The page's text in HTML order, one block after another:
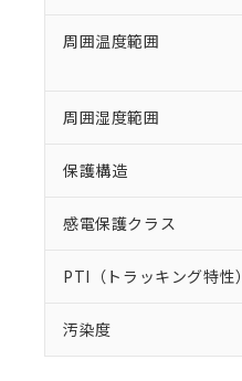
周囲温度範囲
周囲湿度範囲
保護構造
感電保護クラス
PTI（トラッキング特性）
汚染度